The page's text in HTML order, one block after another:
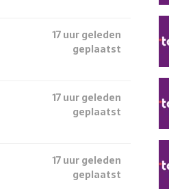
17 uur geleden
geplaatst
17 uur geleden
geplaatst
17 uur geleden
geplaatst